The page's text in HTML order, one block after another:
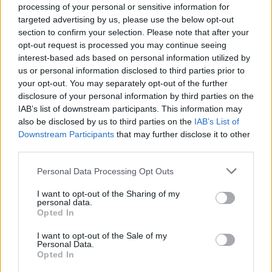
processing of your personal or sensitive information for
targeted advertising by us, please use the below opt-out
section to confirm your selection. Please note that after your
opt-out request is processed you may continue seeing
interest-based ads based on personal information utilized by
us or personal information disclosed to third parties prior to
your opt-out. You may separately opt-out of the further
disclosure of your personal information by third parties on the
IAB’s list of downstream participants. This information may
also be disclosed by us to third parties on the IAB’s List of
Downstream Participants that may further disclose it to other
Personal Data Processing Opt Outs
I want to opt-out of the Sharing of my
personal data.
Opted In
I want to opt-out of the Sale of my
Personal Data.
Opted In
Foto:Bruno Martins / @focusphotography.pt
Tags: Campeonato Nacional de Motocross
Lustosa
Motocross
motos Revista Motos
RELACIONADOS